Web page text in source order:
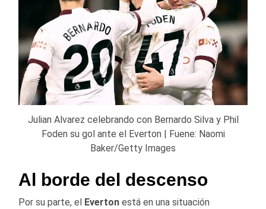
Julian Alvarez celebrando con Bernardo Silva y Phil
Foden su gol ante el Everton | Fuene: Naomi
Baker/Getty Images
Al borde del descenso
Por su parte, el Everton está en una situación